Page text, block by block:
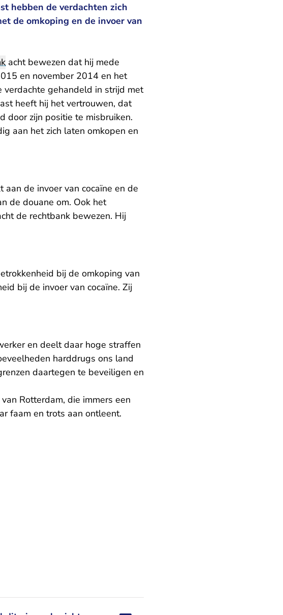
hebben de verdachten zich
de omkoping en de invoer van
acht bewezen dat hij mede
en november 2014 en het
gehandeld in strijd met
heeft hij het vertrouwen, dat
door zijn positie te misbruiken.
aan het zich laten omkopen en
de invoer van cocaïne en de
de douane om. Ook het
de rechtbank bewezen. Hij
bij de omkoping van
bij de invoer van cocaïne. Zij
en deelt daar hoge straffen
harddrugs ons land
daartegen te beveiligen en
Rotterdam, die immers een
faam en trots aan ontleent.